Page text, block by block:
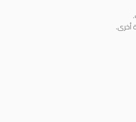
أخرى.